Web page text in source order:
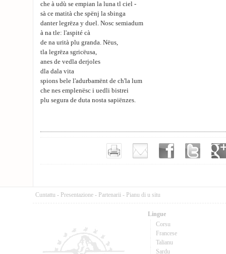
che à udù se empian la luna tl ciel -
sà ce matità che spënj la sbinga
danter legrëza y duel. Nosc semiadum
à na tle: l'aspité cà
de na urità plu granda. Nëus,
tla legrëza sgricëusa,
anes de vedla derjoles
dla dala vita
spions bele l'adurbamënt de ch'la lum
che nes emplenësc i uedli bistrei
plu segura de duta nosta sapiënzes.
Cuntattu - Presentazione - Partenarii - Pianu di u situ
Lingue
Corsu
Francese
Talianu
Sardu